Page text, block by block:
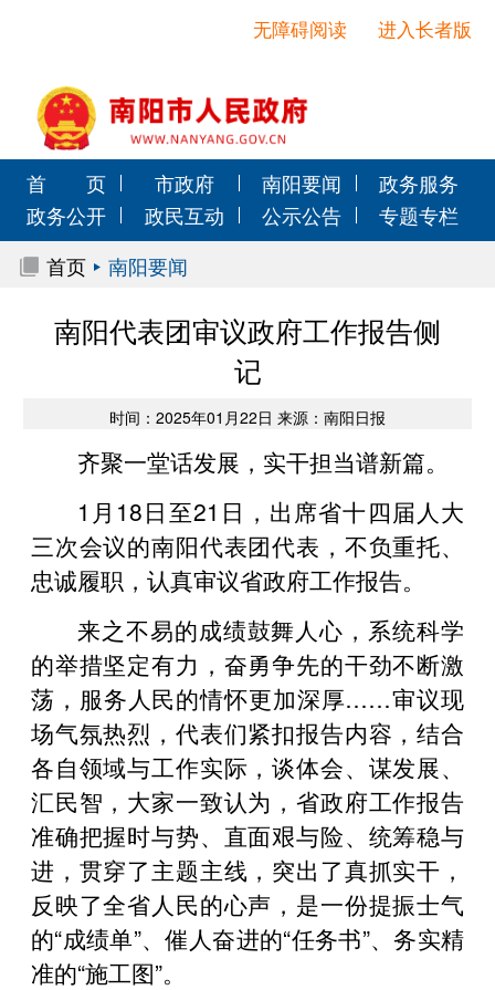
进入长者版
无障碍阅读
首 页 市政府 南阳要闻
政务服务
政务公开
政民互动 公示公告
专题专栏
首页
南阳要闻
南阳代表团审议政府工作报告侧
记
时间：2025年01月22日 来源：南阳日报
齐聚一堂话发展，实干担当谱新篇。
1月18日至21日，出席省十四届人大
三次会议的南阳代表团代表，不负重托、
忠诚履职，认真审议省政府工作报告。
来之不易的成绩鼓舞人心，系统科学
的举措坚定有力，奋勇争先的干劲不断激
荡，服务人民的情怀更加深厚……审议现
场气氛热烈，代表们紧扣报告内容，结合
各自领域与工作实际，谈体会、谋发展、
汇民智，大家一致认为，省政府工作报告
准确把握时与势、直面艰与险、统筹稳与
进，贯穿了主题主线，突出了真抓实干，
反映了全省人民的心声，是一份提振士气
的“成绩单”、催人奋进的“任务书”、务实精
准的“施工图”。